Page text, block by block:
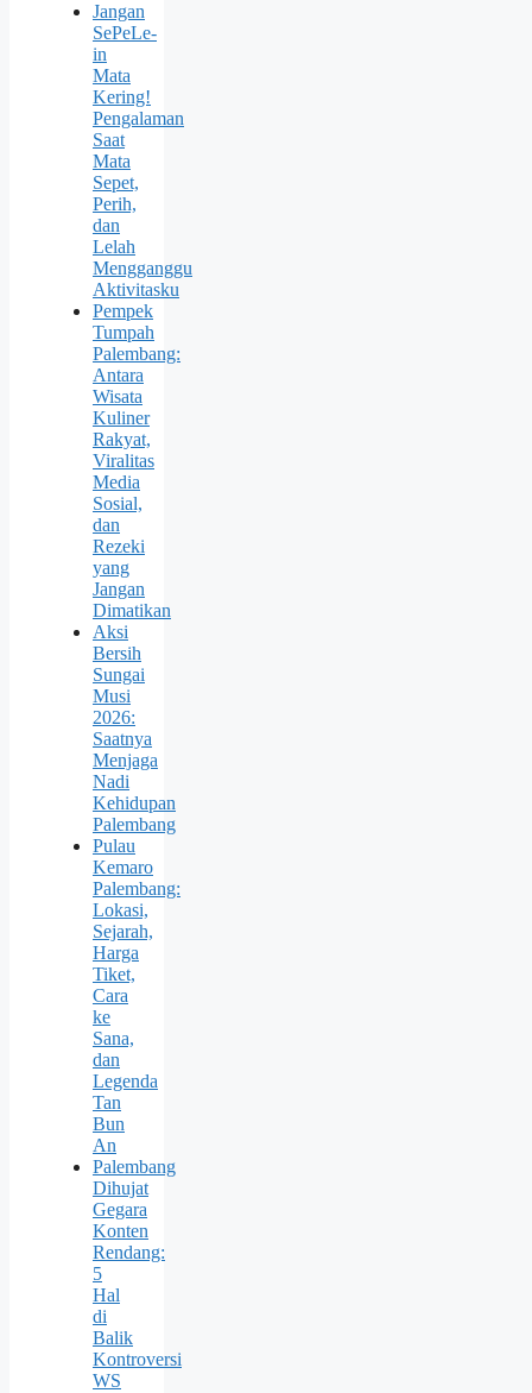
Jangan
SePeLe-
in
Mata
Kering!
Pengalaman
Saat
Mata
Sepet,
Perih,
dan
Lelah
Mengganggu
Aktivitasku
Pempek
Tumpah
Palembang:
Antara
Wisata
Kuliner
Rakyat,
Viralitas
Media
Sosial,
dan
Rezeki
yang
Jangan
Dimatikan
Aksi
Bersih
Sungai
Musi
2026:
Saatnya
Menjaga
Nadi
Kehidupan
Palembang
Pulau
Kemaro
Palembang:
Lokasi,
Sejarah,
Harga
Tiket,
Cara
ke
Sana,
dan
Legenda
Tan
Bun
An
Palembang
Dihujat
Gegara
Konten
Rendang:
5
Hal
di
Balik
Kontroversi
WS